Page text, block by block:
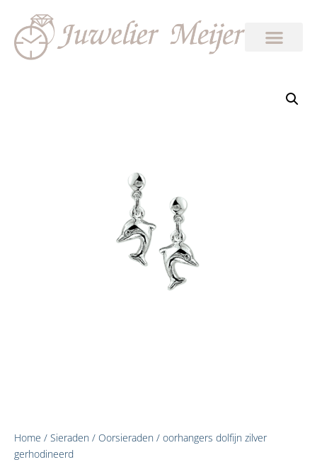
Home / Sieraden / Oorsieraden / oorhangers dolfijn zilver
gerhodineerd